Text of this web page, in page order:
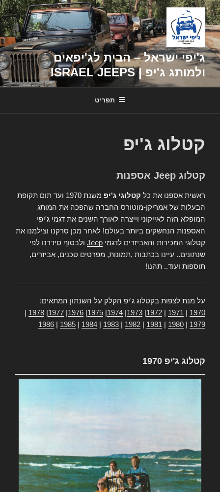
דילוג
לתוכן
ג'יפי ישראל – הבית לג'יפאים
ולמותג ג'יפ | ISRAEL JEEPS
תפריט
קטלוג ג'יפ
קטלוג Jeep אספנות
ראשית אספנו את כל קטלוגי ג'יפ
משנת 1970 ועד תום תקופת
הבעלות של אמריקן-מוטורס החברה שהפכה את המותג
המופלא הזה לאייקוני וייצרה לאורך השנים את דגמי ג'יפי
האספנות הנחשקים ביותר בעולם! לאחר מכן סרקנו וצילמנו את
קטלוגי המכירות והאביזרים לדגמי Jeep ולבסוף סידרנו לפי
שנתונים.. עיינו בכתבות ,תמונות, מפרטים טכנים, אביזרים,
תוספות ועוד.. תהנו!
על מנת לצפות בקטלוג ג'יפ הקלק על השנתון המתאים:
1970
1971
1972
1973
1974
1975
1976
1977
1978
1979
1980
1981
1982
1983
1984
1985
1986
קטלוג ג'יפ 1970